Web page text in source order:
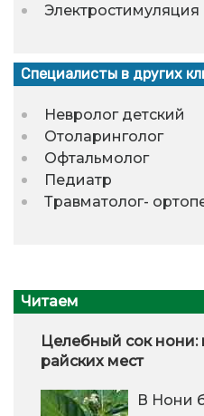
Электростимуляция
Специалисты в других
Невролог детский
Отоларинголог
Офтальмолог
Педиатр
Травматолог-
Читаем
Целебный сок нони:
райских мест
В Нони